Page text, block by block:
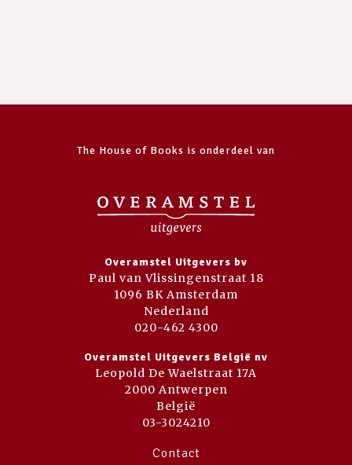
The House of Books is onderdeel van
Overamstel Uitgevers bv
Paul van Vlissingenstraat 18
1096 BK Amsterdam
Nederland
020-462 4300
Overamstel Uitgevers België nv
Leopold De Waelstraat 17A
2000 Antwerpen
België
03-3024210
Contact